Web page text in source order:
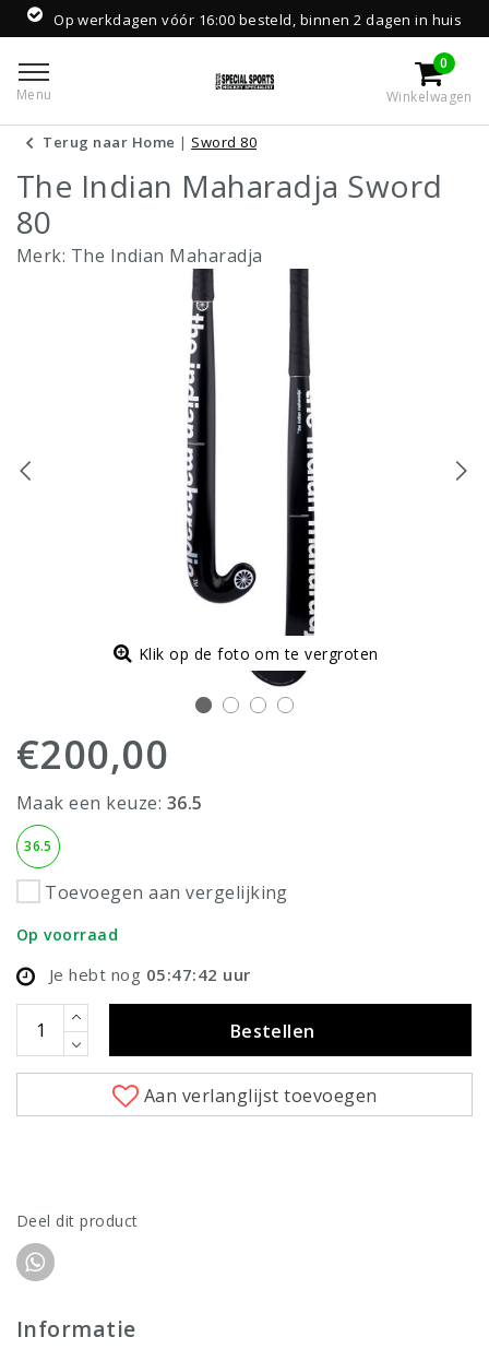
Op werkdagen vóór 16:00 besteld, binnen 2 dagen in huis
Menu
0
Winkelwagen
Terug naar Home | Sword 80
The Indian Maharadja Sword
80
Merk: The Indian Maharadja
Klik op de foto om te vergroten
€200,00
Maak een keuze: 36.5
36.5
Toevoegen aan vergelijking
Op voorraad
Je hebt nog 05:47:42 uur
Bestellen
Aan verlanglijst toevoegen
Deel dit product
Informatie